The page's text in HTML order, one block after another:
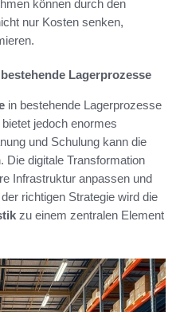
können durch den
nur Kosten senken,
Lagerprozesse
in bestehende Lagerprozesse
jedoch enormes
und Schulung kann die
Die digitale Transformation
Infrastruktur anpassen und
richtigen Strategie wird die
zu einem zentralen Element